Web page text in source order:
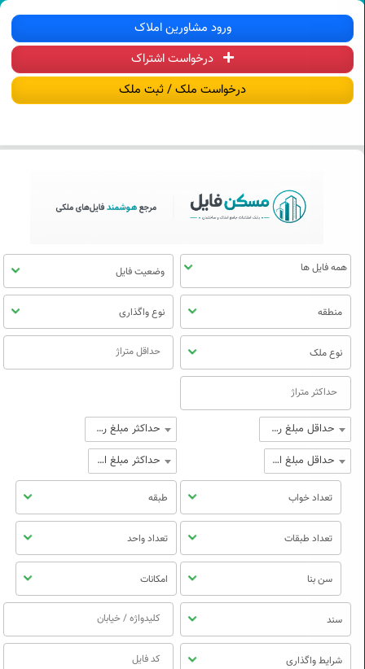
مسکن فایل | خرید، فروش، رهن و اجاره
ورود مشاورین املاک
درخواست اشتراک
درخواست ملک / ثبت ملک
مسکن
فایل
وضعیت فایل
منطقه نوع واگذاری
نوع ملک
حداقل مبلغ رهن
حداکثر مبلغ رهن
حداقل مبلغ اجاره
حداکثر مبلغ اجاره
تعداد خواب طبقه
تعداد طبقات تعداد واحد
سن بنا امکانات
سند
شرایط واگذاری